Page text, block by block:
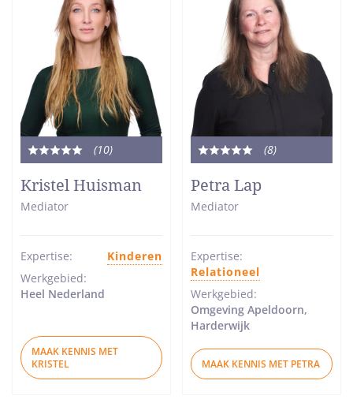
(10)
Totale
waardering:
5
van
Kristel Huisman
Mediator
Expertise:
Kinderen
Werkgebied:
Heel Nederland
MAAK KENNIS MET
KRISTEL
(8)
Totale
5
van
Petra Lap
Mediator
Expertise:
Relationeel
Werkgebied:
Omgeving Apeldoorn,
Harderwijk
MAAK KENNIS MET PETRA